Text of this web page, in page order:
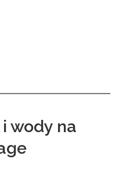
wody na